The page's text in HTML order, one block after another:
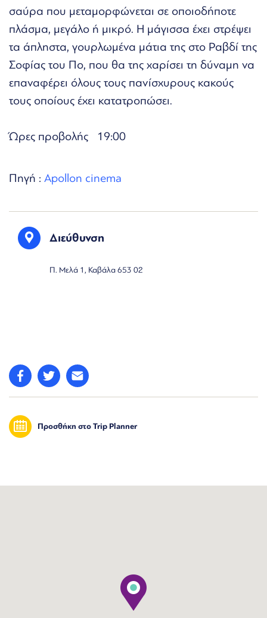
σαύρα που μεταμορφώνεται σε οποιοδήποτε
πλάσμα, μεγάλο ή μικρό. Η μάγισσα έχει στρέψει
τα άπληστα, γουρλωμένα μάτια της στο Ραβδί της
Σοφίας του Πο, που θα της χαρίσει τη δύναμη να
επαναφέρει όλους τους πανίσχυρους κακούς
τους οποίους έχει κατατροπώσει.
Ώρες προβολής 19:00
Πηγή : Apollon cinema
Διεύθυνση
Π. Μελά 1, Καβάλα 653 02
Προσθήκη στο Trip Planner